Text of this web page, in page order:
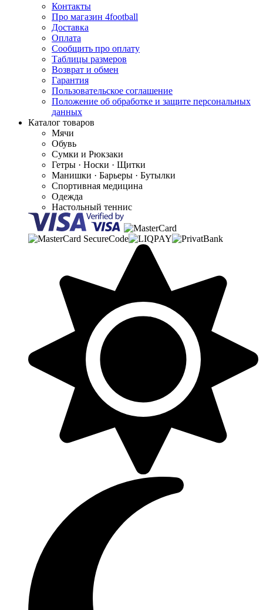
Контакты
Про магазин 4football
Доставка
Оплата
Сообщить про оплату
Таблицы размеров
Возврат и обмен
Гарантия
Пользовательское соглашение
Положение об обработке и защите персональных
данных
Каталог товаров
Мячи
Обувь
Сумки и Рюкзаки
Гетры · Носки · Щитки
Манишки · Барьеры · Бутылки
Спортивная медицина
Одежда
Настольный теннис